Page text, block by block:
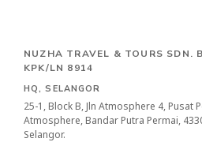
NUZHA TRAVEL & TOURS SDN.
KPK/LN 8914
HQ, SELANGOR
25-1, Block B, Jln Atmosphere 4, Pusat
Atmosphere, Bandar Putra Permai,
Selangor.